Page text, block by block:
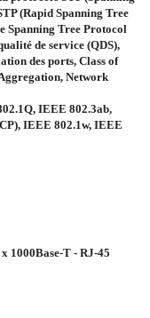
(Rapid Spanning Tree
Spanning Tree Protocol
de service (QDS),
des ports, Class of
Network
IEEE 802.3ab,
IEEE 802.1w, IEEE
1000Base-T - RJ-45